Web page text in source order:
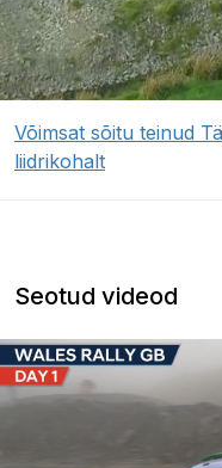
Võimsat sõitu teinud
liidrikohalt
Seotud videod